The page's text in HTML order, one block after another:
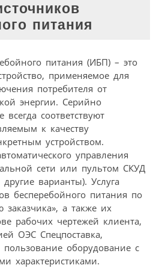
питания
питания (ИБП) – это
применяемое для
потребителя от
энергии. Серийно
соответствуют
к качеству
устройством.
управления
сети или пультом СКУД
варианты). Услуга
бесперебойного питания по
заказчика», а также их
рабочих чертежей клиента,
ОЭС Спецпоставка,
пользование оборудование с
характеристиками.